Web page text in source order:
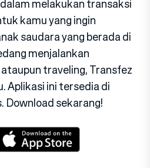
melakukan transaksi
kamu yang ingin
saudara yang berada di
menjalankan
traveling, Transfez
Aplikasi ini tersedia di
Download sekarang!